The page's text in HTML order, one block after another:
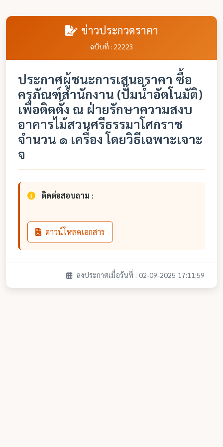
ข่าวประกวดราคา
ฉบับที่ : 22223
ประกาศผู้ชนะการเสนอราคา ซื้อ
ครุภัณฑ์สำนักงาน (ปั๊มน้ำอัตโนมัติ)
เพื่อติดตั้ง ณ ฝ่ายรักษาความสงบ
อาคารไม้สวนศรีธรรมาโศกราช
จำนวน ๑ เครื่อง โดยวิธีเฉพาะเจาะ
จ
ติดต่อสอบถาม :
ดาวน์โหลดเอกสาร
ลงประกาศเมื่อวันที่ : 02-09-2025 17:11:59